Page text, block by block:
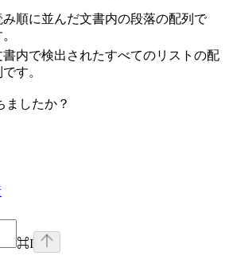
み順に並んだ文書内の段落の配列で
書内で検出されたすべてのリストの配
す。
ましたか？
⌘I